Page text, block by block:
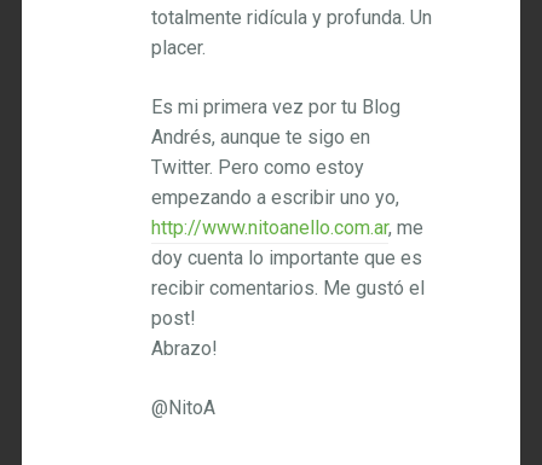
totalmente ridícula y profunda. Un
placer.
Es mi primera vez por tu Blog
Andrés, aunque te sigo en
Twitter. Pero como estoy
empezando a escribir uno yo,
http://www.nitoanello.com.ar, me
doy cuenta lo importante que es
recibir comentarios. Me gustó el
post!
Abrazo!
@NitoA